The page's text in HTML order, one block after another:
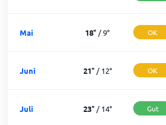
Mai 18° /9° OK
Juni 21°/12° OK
Juli 23°/14° Gut